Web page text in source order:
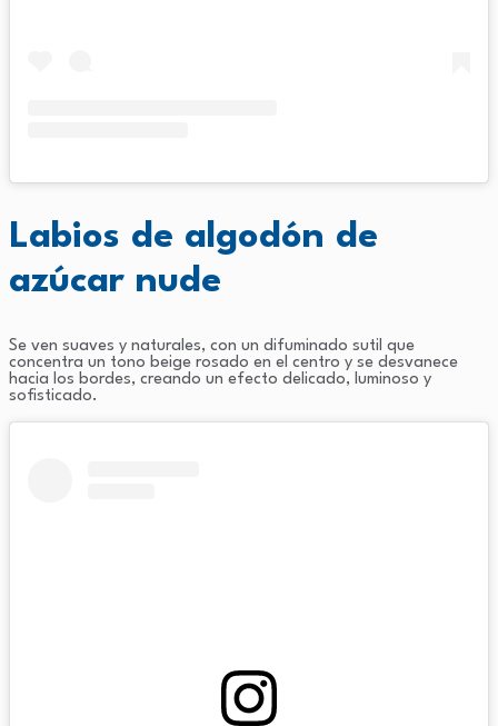
Labios de algodón de
azúcar nude
Se ven suaves y naturales, con un difuminado sutil que
concentra un tono beige rosado en el centro y se desvanece
hacia los bordes, creando un efecto delicado, luminoso y
sofisticado.